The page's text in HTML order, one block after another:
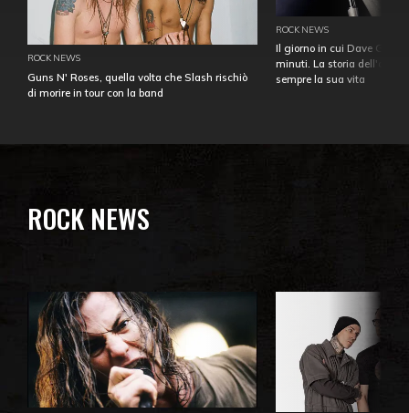
ROCK NEWS
Guns N' Roses, quella volta che Slash rischiò
di morire in tour con la band
ROCK NEWS
Il giorno in cui Dave
minuti. La storia
sempre la sua vita
ROCK NEWS